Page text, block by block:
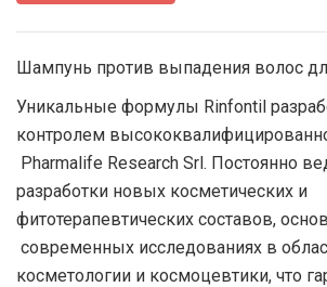
Шампунь против выпадения волос
Уникальные формулы Rinfontil
контролем
Pharmalife Research Srl. Постоянно
разработки новых косметических и
фитотерапевтических составов,
современных исследованиях в
косметологии и космоцевтики, что